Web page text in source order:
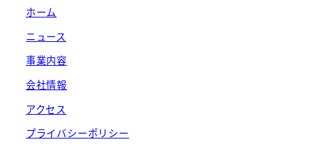
ホーム
ニュース
事業内容
会社情報
アクセス
プライバシーポリシー